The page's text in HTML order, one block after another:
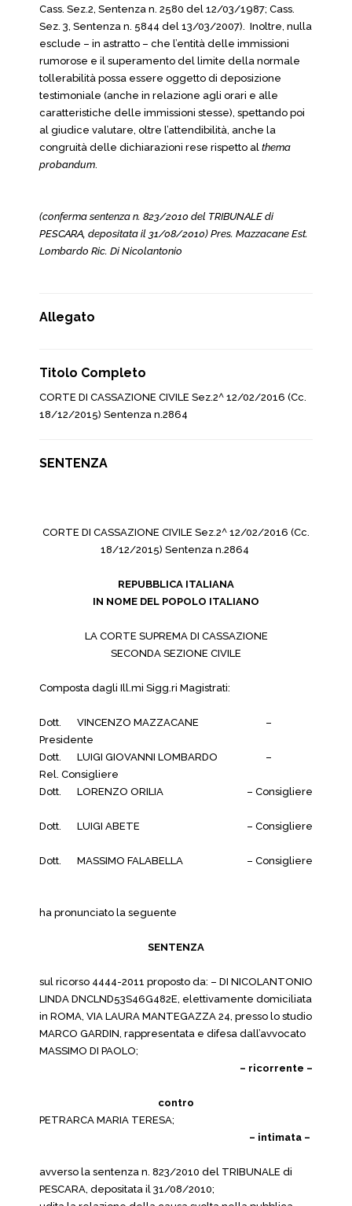
Cass. Sez.2, Sentenza n. 2580 del 12/03/1987; Cass.
Sez. 3, Sentenza n. 5844 del 13/03/2007). Inoltre, nulla
esclude – in astratto – che l’entità delle immissioni
rumorose e il superamento del limite della normale
tollerabilità possa essere oggetto di deposizione
testimoniale (anche in relazione agli orari e alle
caratteristiche delle immissioni stesse), spettando poi
al giudice valutare, oltre l’attendibilità, anche la
congruità delle dichiarazioni rese rispetto al thema
probandum.
(conferma sentenza n. 823/2010 del TRIBUNALE di
PESCARA, depositata il 31/08/2010) Pres. Mazzacane Est.
Lombardo Ric. Di Nicolantonio
Allegato
Titolo Completo
CORTE DI CASSAZIONE CIVILE Sez.2^ 12/02/2016 (Cc.
18/12/2015) Sentenza n.2864
SENTENZA
CORTE DI CASSAZIONE CIVILE Sez.2^ 12/02/2016 (Cc.
18/12/2015) Sentenza n.2864
REPUBBLICA ITALIANA
IN NOME DEL POPOLO ITALIANO
LA CORTE SUPREMA DI CASSAZIONE
SECONDA SEZIONE CIVILE
Composta dagli Ill.mi Sigg.ri Magistrati:
Dott. VINCENZO MAZZACANE
–
Presidente
Dott.
LUIGI GIOVANNI LOMBARDO
–
Rel. Consigliere
Dott.
LORENZO ORILIA – Consigliere
Dott. LUIGI ABETE – Consigliere
Dott. MASSIMO FALABELLA – Consigliere
ha pronunciato la seguente
SENTENZA
sul ricorso 4444-2011 proposto da: – DI NICOLANTONIO
LINDA DNCLND53S46G482E, elettivamente domiciliata
in ROMA, VIA LAURA MANTEGAZZA 24, presso lo studio
MARCO GARDIN, rappresentata e difesa dall’avvocato
MASSIMO DI PAOLO;
– ricorrente –
contro
PETRARCA MARIA TERESA;
– intimata –
avverso la sentenza n. 823/2010 del TRIBUNALE di
PESCARA, depositata il 31/08/2010;